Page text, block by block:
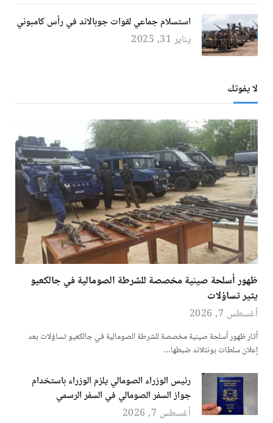
استسلام جماعي لقوات جوبالاند في رأس كامبوني
يناير 31, 2025
لا يفوتك
ظهور أسلحة صينية مخصصة للشرطة الصومالية في جالكعيو
يثير تساؤلات
أغسطس 7, 2026
أثار ظهور أسلحة صينية مخصصة للشرطة الصومالية في جالكعيو تساؤلات بعد
إعلان سلطات بونتلاند ضبطها…
رئيس الوزراء الصومالي يلزم الوزراء باستخدام
جواز السفر الصومالي في السفر الرسمي
أغسطس 7, 2026